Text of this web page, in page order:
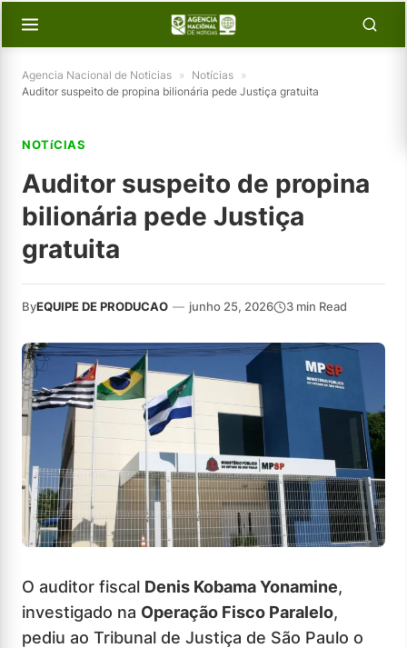
Agencia Nacional de Noticias » Notícias »
Auditor suspeito de propina bilionária pede Justiça gratuita
NOTíCIAS
Auditor suspeito de propina
bilionária pede Justiça
gratuita
ByEQUIPE DE PRODUCAO — junho 25, 2026 3 min Read
O auditor fiscal Denis Kobama Yonamine,
investigado na Operação Fisco Paralelo,
pediu ao Tribunal de Justiça de São Paulo o